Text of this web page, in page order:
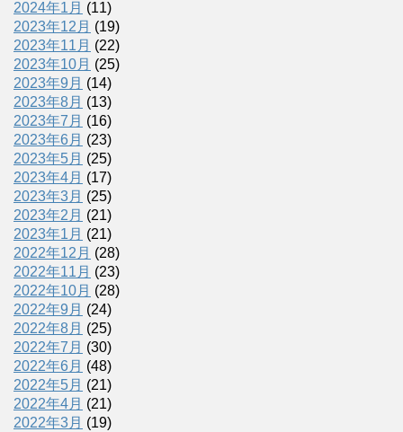
2024年1月 (11)
2023年12月 (19)
2023年11月 (22)
2023年10月 (25)
2023年9月 (14)
2023年8月 (13)
2023年7月 (16)
2023年6月 (23)
2023年5月 (25)
2023年4月 (17)
2023年3月 (25)
2023年2月 (21)
2023年1月 (21)
2022年12月 (28)
2022年11月 (23)
2022年10月 (28)
2022年9月 (24)
2022年8月 (25)
2022年7月 (30)
2022年6月 (48)
2022年5月 (21)
2022年4月 (21)
2022年3月 (19)